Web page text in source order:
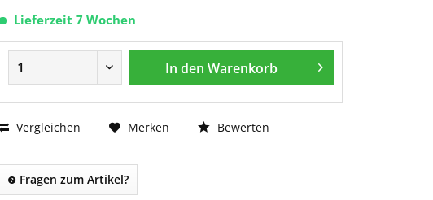
Lieferzeit 7 Wochen
In den Warenkorb
Vergleichen Merken Bewerten
Fragen zum Artikel?